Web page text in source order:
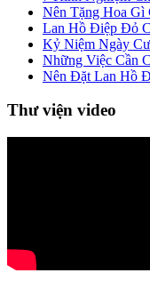
Nên Tặng Hoa
Lan Hồ Điệp Đỏ
Kỷ Niệm Ngày
Những Việc Cần
Nên Đặt Lan Hồ
Thư viện video